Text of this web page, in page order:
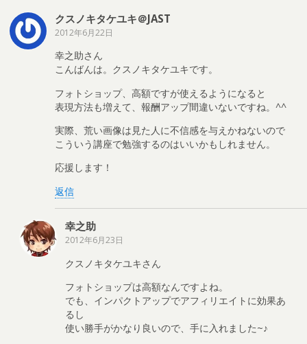
クスノキタケユキ＠JAST
2012年6月22日
幸之助さん
こんばんは。クスノキタケユキです。
フォトショップ、高額ですが使えるようになると
表現方法も増えて、報酬アップ間違いないですね。^^
実際、荒い画像は見た人に不信感を与えかねないので
こういう講座で勉強するのはいいかもしれません。
応援します！
返信
幸之助
2012年6月23日
クスノキタケユキさん
フォトショップは高額なんですよね。
でも、インパクトアップでアフィリエイトに効果あ
るし
使い勝手がかなり良いので、手に入れました~♪